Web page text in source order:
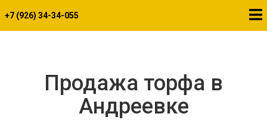
+7 (926) 34-34-055
Продажа торфа в
Андреевке